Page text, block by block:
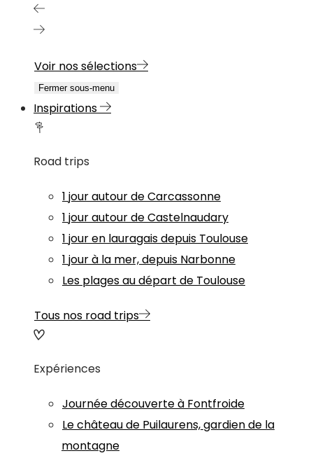
Voir nos sélections
Fermer sous-menu
Inspirations
Road trips
1 jour autour de Carcassonne
1 jour autour de Castelnaudary
1 jour en lauragais depuis Toulouse
1 jour à la mer, depuis Narbonne
Les plages au départ de Toulouse
Tous nos road trips
Expériences
Journée découverte à Fontfroide
Le château de Puilaurens, gardien de la
montagne